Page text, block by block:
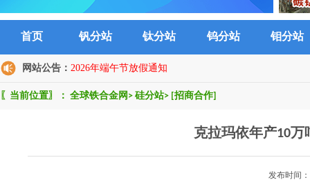
首页 钒分站 钛分站 钨分站 钼分站
网站公告： 2026年端午节放假通知
〖当前位置〗： 全球铁合金网 > 硅分站> [招商合作]
克拉玛依年产10
发布时间